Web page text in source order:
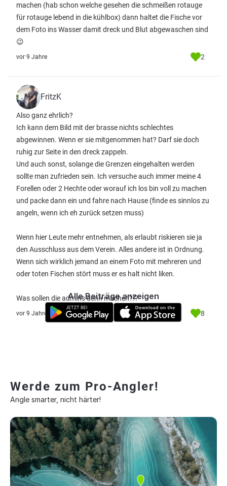
machen (hab schon welche gesehen die schmeißen rotauge
für rotauge lebend in die kühlbox) dann haltet die Fische vor
dem Foto ins Wasser damit dreck und Blut abgewaschen sind
😉
vor 9 Jahre 2
FritzK
Also ganz ehrlich?
Ich kann dem Bild mit der brasse nichts schlechtes
abgewinnen. Wenn er sie mitgenommen hat? Darf sie doch
ruhig zur Seite in den dreck zappeln.
Und auch sonst, solange die Grenzen eingehalten werden
sollte man zufrieden sein. Ich versuche auch immer meine 4
Forellen oder 2 Hechte oder worauf ich los bin voll zu machen
und packe dann ein und fahre nach Hause (finde es sinnlos zu
angeln, wenn ich eh zurück setzen muss)
Wenn hier Leute mehr entnehmen, als erlaubt riskieren sie ja
den Ausschluss aus dem Verein. Alles andere ist in Ordnung.
Wenn sich wirklich jemand an einem Foto mit mehreren und
oder toten Fischen stört muss er es halt nicht liken.
Was sollen die admins denn machen?!?
vor 9 Jahre 8
Alle Beiträge anzeigen
Werde zum Pro-Angler!
Angle smarter, nicht härter!